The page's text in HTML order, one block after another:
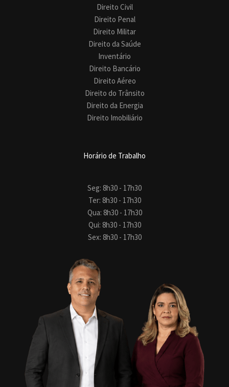
Direito Civil
Direito Penal
Direito Militar
Direito da Saúde
Inventário
Direito Bancário
Direito Aéreo
Direito do Trânsito
Direito da Energia
Direito Imobiliário
Horário de Trabalho
Seg: 8h30 - 17h30
Ter: 8h30 - 17h30
Qua: 8h30 - 17h30
Qui: 8h30 - 17h30
Sex: 8h30 - 17h30